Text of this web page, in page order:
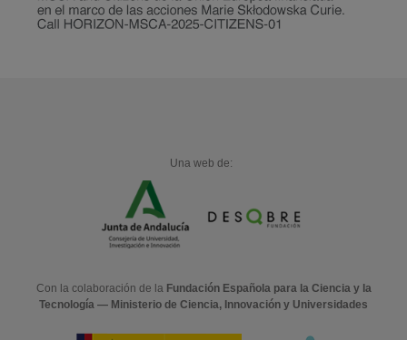
Una web de:
Con la colaboración de la Fundación Española para la Ciencia y la
Tecnología — Ministerio de Ciencia, Innovación y Universidades